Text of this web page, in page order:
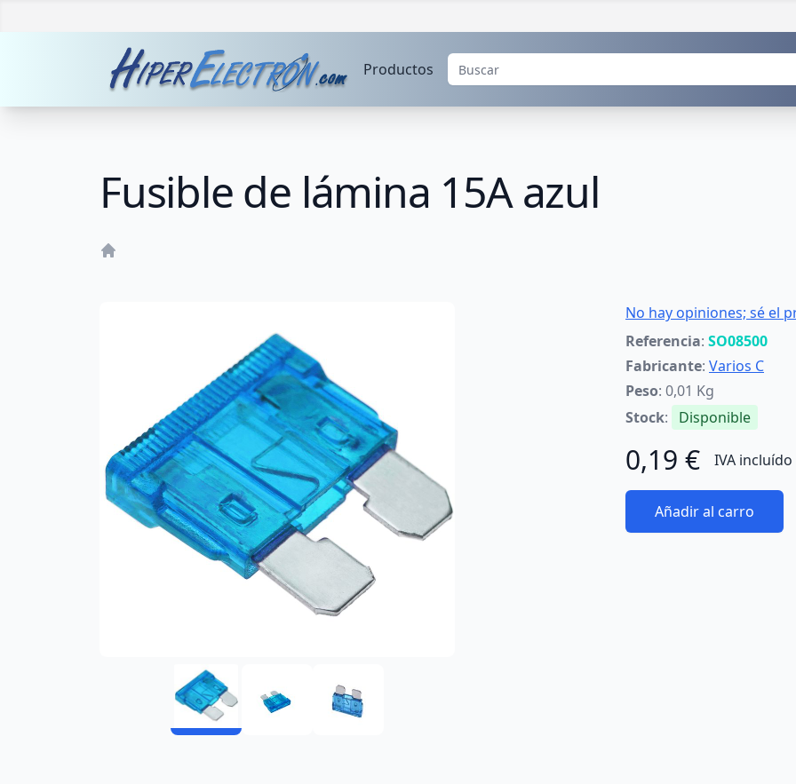
Productos
Fusible de lámina 15A azul
No hay opiniones; sé el
Referencia: SO08500
Fabricante: Varios C
Peso: 0,01 Kg
Stock: Disponible
0,19 € IVA incluído
Añadir al carro